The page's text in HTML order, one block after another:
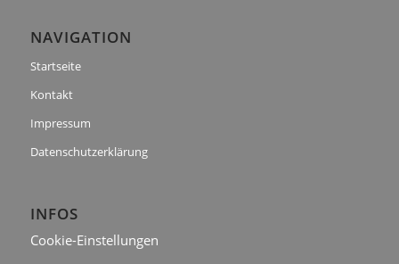
NAVIGATION
Startseite
Kontakt
Impressum
Datenschutzerklärung
INFOS
Cookie-Einstellungen